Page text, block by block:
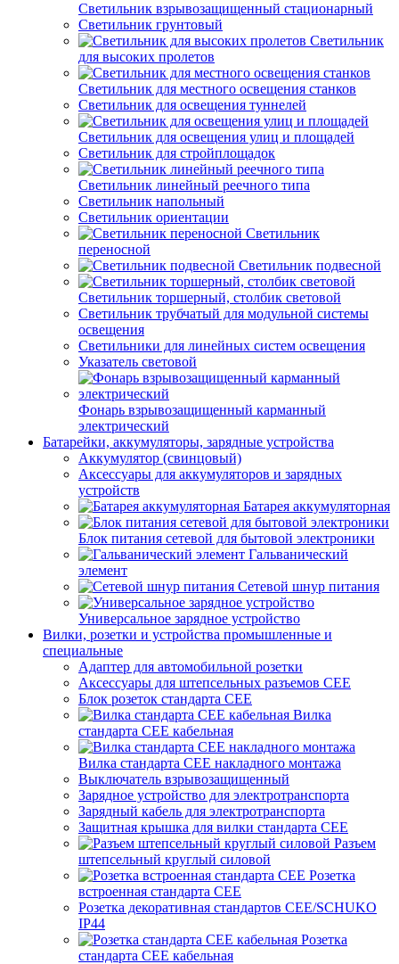
Светильник взрывозащищенный стационарный
Светильник грунтовый
Светильник
для высоких пролетов
Светильник для местного освещения станков
Светильник для освещения туннелей
Светильник для освещения улиц и площадей
Светильник для стройплощадок
Светильник линейный реечного типа
Светильник напольный
Светильник ориентации
Светильник
переносной
Светильник подвесной
Светильник торшерный, столбик световой
Светильник трубчатый для модульной системы
освещения
Светильники для линейных систем освещения
Указатель световой
Фонарь взрывозащищенный карманный
электрический
Батарейки, аккумуляторы, зарядные устройства
Аккумулятор (свинцовый)
Аксессуары для аккумуляторов и зарядных
устройств
Батарея аккумуляторная
Блок питания сетевой для бытовой электроники
Гальванический
элемент
Сетевой шнур питания
Универсальное зарядное устройство
Вилки, розетки и устройства промышленные и
специальные
Адаптер для автомобильной розетки
Аксессуары для штепсельных разъемов CEE
Блок розеток стандарта CEE
Вилка
стандарта CEE кабельная
Вилка стандарта CEE накладного монтажа
Выключатель взрывозащищенный
Зарядное устройство для электротранспорта
Зарядный кабель для электротранспорта
Защитная крышка для вилки стандарта CEE
Разъем
штепсельный круглый силовой
Розетка
встроенная стандарта CEE
Розетка декоративная стандартов CEE/SCHUKO
IP44
Розетка
стандарта СЕЕ кабельная